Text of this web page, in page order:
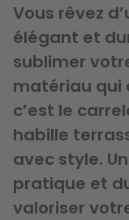
Vous rêvez
élégant et
sublimer
matériau qui
c’est le
habille
avec style.
pratique et
valoriser